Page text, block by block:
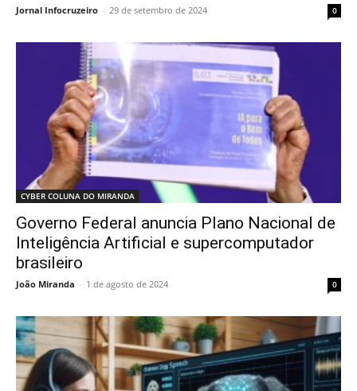
Jornal Infocruzeiro - 29 de setembro de 2024 0
CYBER COLUNA DO MIRANDA
Governo Federal anuncia Plano Nacional de
Inteligência Artificial e supercomputador
brasileiro
João Miranda - 1 de agosto de 2024 0